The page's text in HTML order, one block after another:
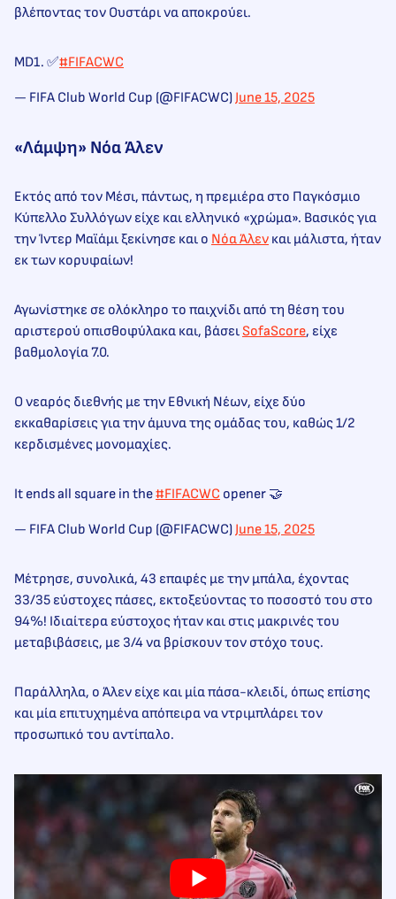
βλέποντας τον Ουστάρι να αποκρούει.
MD1. ✅#FIFACWC
— FIFA Club World Cup (@FIFACWC)June 15, 2025
«Λάμψη» Νόα Άλεν
Εκτός από τον Μέσι, πάντως, η πρεμιέρα στο Παγκόσμιο
Κύπελλο Συλλόγων είχε και ελληνικό «χρώμα». Βασικός για
την Ίντερ Μαϊάμι ξεκίνησε και ο Νόα Άλεν και μάλιστα, ήταν
εκ των κορυφαίων!
Αγωνίστηκε σε ολόκληρο το παιχνίδι από τη θέση του
αριστερού οπισθοφύλακα και, βάσειSofaScore, είχε
βαθμολογία 7.0.
Ο νεαρός διεθνής με την Εθνική Νέων, είχε δύο
εκκαθαρίσεις για την άμυνα της ομάδας του, καθώς 1/2
κερδισμένες μονομαχίες.
It ends all square in the#FIFACWC opener 🤝
— FIFA Club World Cup (@FIFACWC)June 15, 2025
Μέτρησε, συνολικά, 43 επαφές με την μπάλα, έχοντας
33/35 εύστοχες πάσες, εκτοξεύοντας το ποσοστό του στο
94%! Ιδιαίτερα εύστοχος ήταν και στις μακρινές του
μεταβιβάσεις, με 3/4 να βρίσκουν τον στόχο τους.
Παράλληλα, ο Άλεν είχε και μία πάσα-κλειδί, όπως επίσης
και μία επιτυχημένα απόπειρα να ντριμπλάρει τον
προσωπικό του αντίπαλο.